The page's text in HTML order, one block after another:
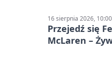
16 sierpnia 2026, 10:00
Przejedź się
McLaren –